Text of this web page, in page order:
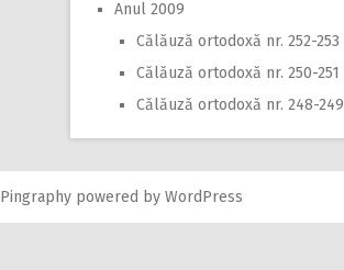
Anul 2009
Călăuză ortodoxă nr. 252-253
Călăuză ortodoxă nr. 250-251
Călăuză ortodoxă nr. 248-249
Pingraphy powered by WordPress